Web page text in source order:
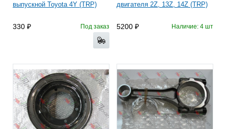
выпускной Toyota 4Y (TRP)
330 Под заказ
двигателя 2Z, 13Z, 14Z (TRP)
5200 Наличие: 4 шт